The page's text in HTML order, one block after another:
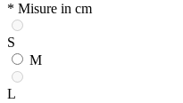
* Misure in cm
S
M
L